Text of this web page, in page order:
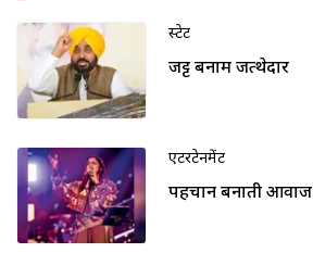
स्टेट
जट्ट बनाम जत्थेदार
एंटरटेनमेंट
पहचान बनाती आवाज